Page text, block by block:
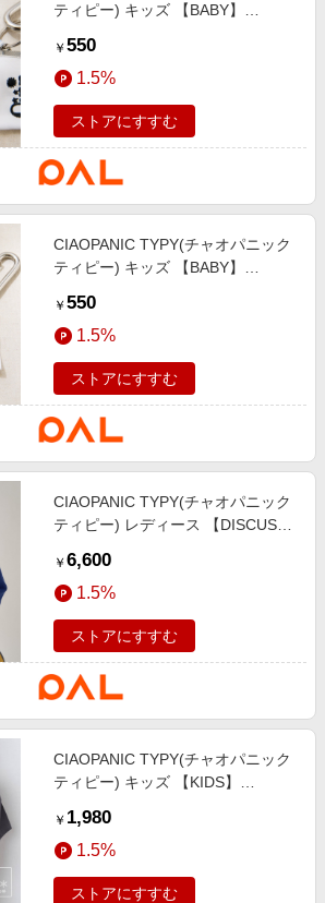
ティピー) キッズ 【BABY】
ブルー
￥ 550
1.5%
ストアにすすむ
CIAOPANIC TYPY(チャオパニック
ティピー) キッズ 【BABY】
￥ 550
1.5%
ストアにすすむ
CIAOPANIC TYPY(チャオパニック
ティピー) レディース 【DISCUS】
ー ブルー
￥ 6,600
1.5%
ストアにすすむ
CIAOPANIC TYPY(チャオパニック
ティピー) キッズ 【KIDS】
バックロゴクールミントTEE チャ
コールグレー
￥ 1,980
1.5%
ストアにすすむ